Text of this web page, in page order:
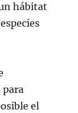
hábitat
para
el